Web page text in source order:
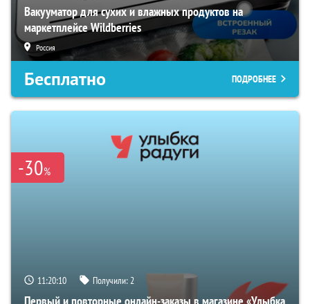
Вакууматор для сухих и влажных продуктов на
маркетплейсе Wildberries
Россия
Бесплатно ПОДРОБНЕЕ
-30%
11:20:09 Получили:2